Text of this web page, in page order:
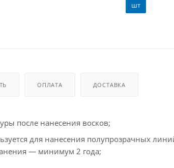
шт
ОПЛАТА ДОСТАВКА
после нанесения восков;
для нанесения полупрозрачных
— минимум 2 года;